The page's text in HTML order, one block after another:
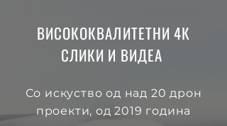
ВИСОКОКВАЛИТЕТНИ 4К
СЛИКИ И ВИДЕА
Со искуство од над 20 дрон
проекти, од 2019 година